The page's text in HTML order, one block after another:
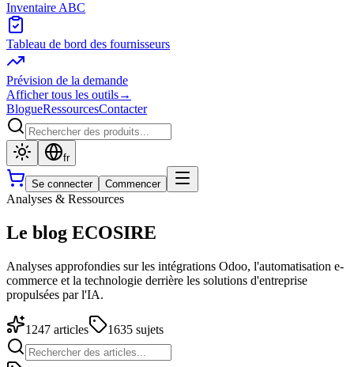
Inventaire ABC
Tableau de bord des fournisseurs
Prévision de la demande
Afficher tous les outils→
BlogueRessourcesContacter
fr
Se connecter Commencer
Analyses & Ressources
Le blog ECOSIRE
Analyses approfondies sur les intégrations Odoo, l'automatisation e-
commerce et la technologie derrière les solutions d'entreprise
propulsées par l'IA.
1247 articles 1635 sujets